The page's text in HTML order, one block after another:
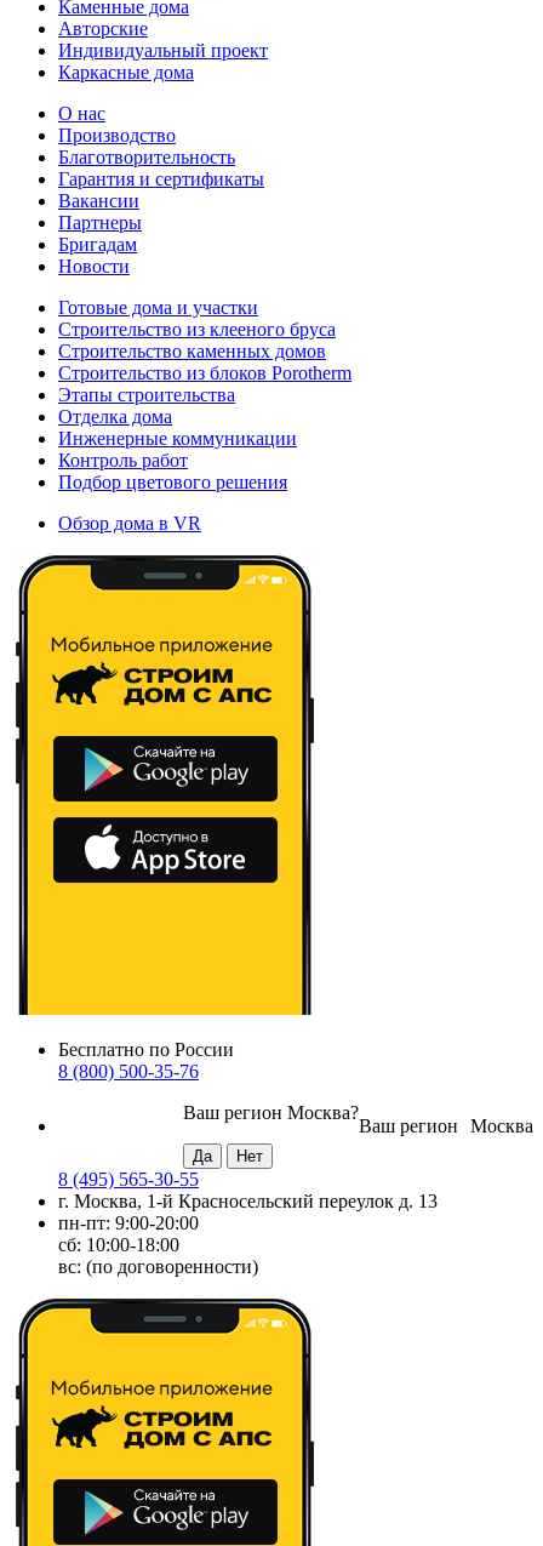
Каменные дома
Авторские
Индивидуальный проект
Каркасные дома
О нас
Производство
Благотворительность
Гарантия и сертификаты
Вакансии
Партнеры
Бригадам
Новости
Готовые дома и участки
Строительство из клееного бруса
Строительство каменных домов
Строительство из блоков Porotherm
Этапы строительства
Отделка дома
Инженерные коммуникации
Контроль работ
Подбор цветового решения
Обзор дома в VR
Бесплатно по России
8 (800) 500-35-76
Москва
Ваш регион
Ваш регион Москва?
8 (495) 565-30-55
г. Москва, 1-й Красносельский переулок д. 13
пн-пт: 9:00-20:00
сб: 10:00-18:00
вс: (по договоренности)